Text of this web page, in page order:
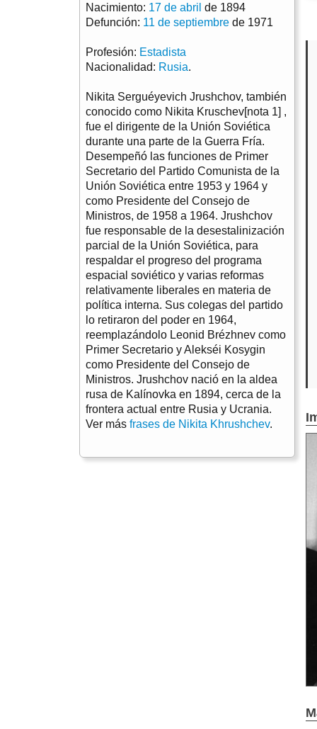
Nacimiento: 17 de abril de 1894
Defunción: 11 de septiembre de 1971
Profesión: Estadista
Nacionalidad: Rusia.
Nikita Serguéyevich Jrushchov, también
conocido como Nikita Kruschev[nota 1] ,
fue el dirigente de la Unión Soviética
durante una parte de la Guerra Fría.
Desempeñó las funciones de Primer
Secretario del Partido Comunista de la
Unión Soviética entre 1953 y 1964 y
como Presidente del Consejo de
Ministros, de 1958 a 1964. Jrushchov
fue responsable de la desestalinización
parcial de la Unión Soviética, para
respaldar el progreso del programa
espacial soviético y varias reformas
relativamente liberales en materia de
política interna. Sus colegas del partido
lo retiraron del poder en 1964,
reemplazándolo Leonid Brézhnev como
Primer Secretario y Alekséi Kosygin
como Presidente del Consejo de
Ministros. Jrushchov nació en la aldea
rusa de Kalínovka en 1894, cerca de la
frontera actual entre Rusia y Ucrania.
Ver más frases de Nikita Khrushchev.